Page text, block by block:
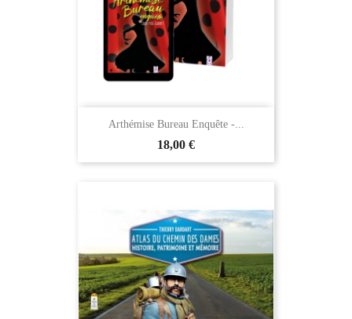
Arthémise Bureau Enquête -...
18,00 €